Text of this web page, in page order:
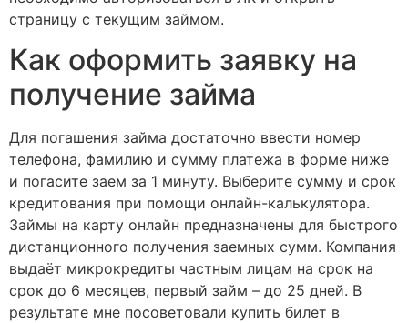
страницу с текущим займом.
Как оформить заявку на
получение займа
Для погашения займа достаточно ввести номер
телефона, фамилию и сумму платежа в форме ниже
и погасите заем за 1 минуту. Выберите сумму и срок
кредитования при помощи онлайн-калькулятора.
Займы на карту онлайн предназначены для быстрого
дистанционного получения заемных сумм. Компания
выдаёт микрокредиты частным лицам на срок на
срок до 6 месяцев, первый займ – до 25 дней. В
результате мне посоветовали купить билет в